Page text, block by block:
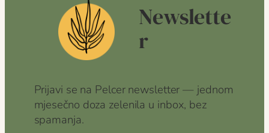
Newslette
r
Prijavi se na Pelcer newsletter — jednom
mjesečno doza zelenila u inbox, bez
spamanja.